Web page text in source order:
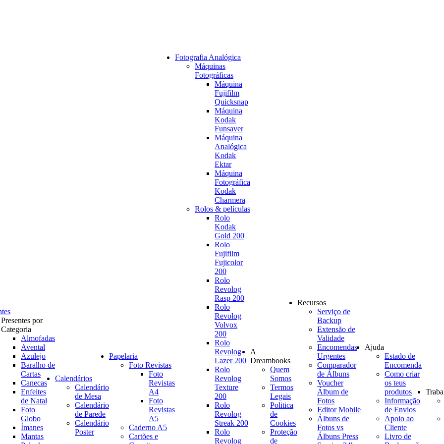
Presentes por
Categoria
Almofadas
Avental
Azulejo
Baralho de
Cartas
Canecas
Enfeites
de Natal
Foto
Globo
Ímanes
Mantas
Calendários
Calendário
de Mesa
Calendário
de Parede
Calendário
Poster
Papelaria
Foto Revistas
Foto
Revistas
A4
Foto
Revistas
A5
Caderno A5
Cartões e
Fotografia Analógica
Máquinas
Fotográficas
Máquina
Fujifilm
Quicksnap
Máquina
Kodak
Funsaver
Máquina
Analógica
Kodak
Ektar
Máquina
Fotográfica
Kodak
Charmera
Rolos & películas
Rolo
Kodak
Gold 200
Rolo
Fujifilm
Fujicolor
200
Rolo
Revolog
Rasp 200
Rolo
Revolog
Volvox
200
Rolo
Revolog
Lazer 200
Rolo
Revolog
Texture
200
Rolo
Revolog
Streak 200
Rolo
Revolog
A
Dreambooks
Quem
Somos
Termos
Legais
Politica
de
Cookies
Proteção
de
Recursos
Serviço de
Backup
Extensão de
Validade
Encomendas
Urgentes
Comparador
de Álbuns
Voucher
Álbum de
Fotos
Editor Mobile
Álbuns de
Fotos vs
Álbuns Press
Ajuda
Estado de
Encomenda
Como criar
os teus
produtos
Informação
de Envios
Apoio ao
Cliente
Livro de